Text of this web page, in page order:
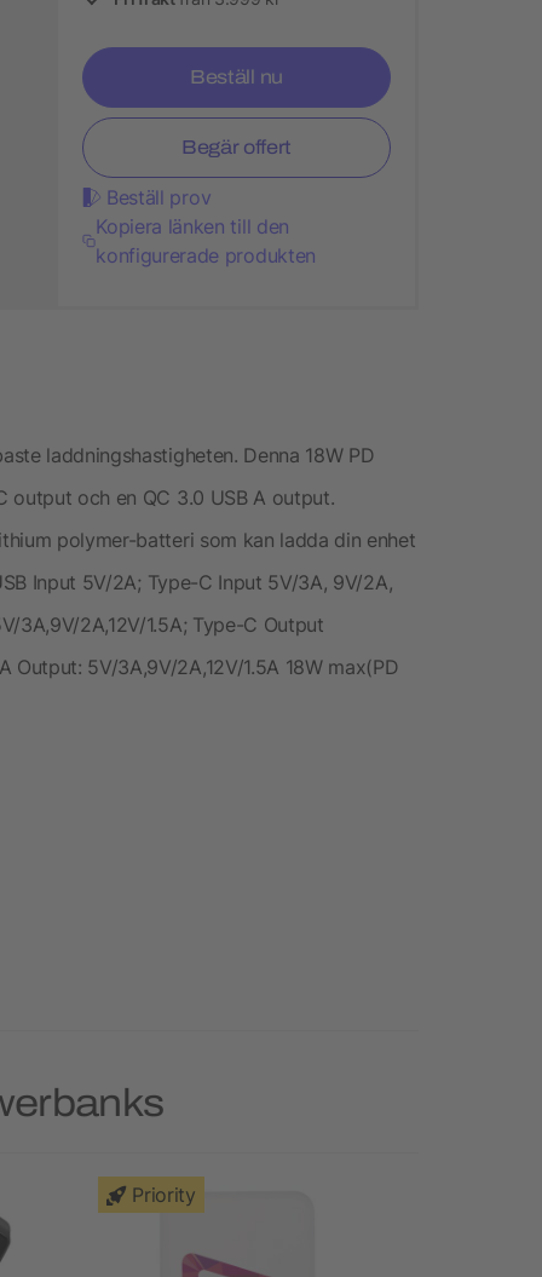
Beställ nu
Begär offert
Beställ prov
Kopiera länken till den
konfigurerade produkten
laddningshastigheten. Denna 18W PD
output och en QC 3.0 USB A output.
polymer-batteri som kan ladda din enhet
Input 5V/2A; Type-C Input 5V/3A, 9V/2A,
3A,9V/2A,12V/1.5A; Type-C Output
Output: 5V/3A,9V/2A,12V/1.5A 18W max(PD
Priority